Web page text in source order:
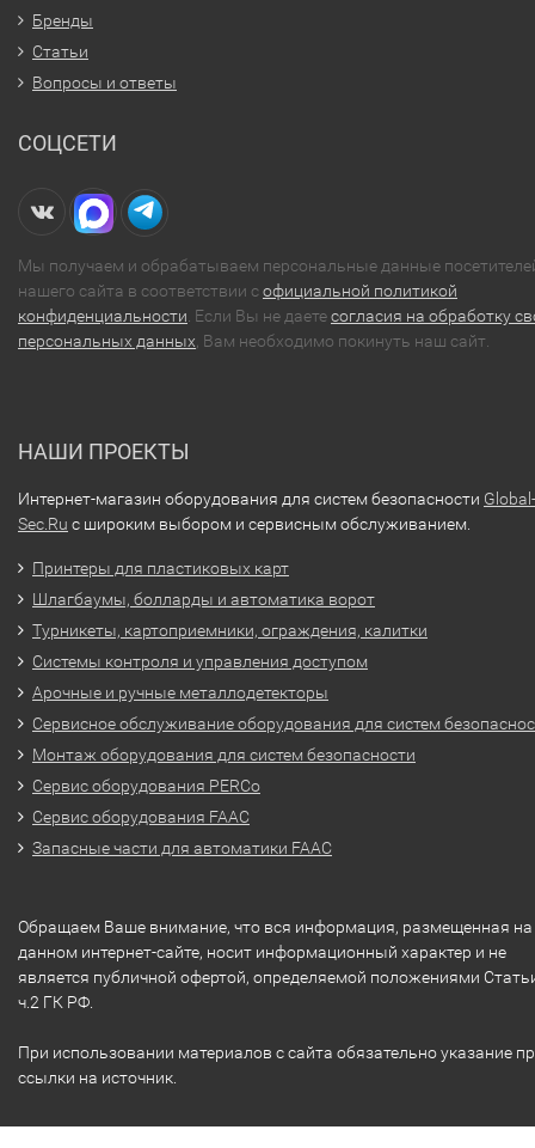
Бренды
Статьи
Вопросы и ответы
СОЦСЕТИ
Мы получаем и обрабатываем персональные данные
нашего сайта в соответствии софициальной политикой
конфиденциальности . Если Вы не даетесогласия на обработку
персональных данных , Вам необходимо покинуть наш сайт.
НАШИ ПРОЕКТЫ
Интернет-магазин оборудования для систем безопасности Global-
Sec.Ru с широким выбором и сервисным обслуживанием.
Принтеры для пластиковых карт
Шлагбаумы, болларды и автоматика ворот
Турникеты, картоприемники, ограждения, калитки
Системы контроля и управления доступом
Арочные и ручные металлодетекторы
Сервисное обслуживание оборудования для систем
Монтаж оборудования для систем безопасности
Сервис оборудования PERCo
Сервис оборудования FAAC
Запасные части для автоматики FAAC
Обращаем Ваше внимание, что вся информация, размещенная на
данном интернет-сайте, носит информационный характер и не
является публичной офертой, определяемой положениями
ч.2 ГК РФ.
При использовании материалов с сайта обязательно указание
ссылки на источник.